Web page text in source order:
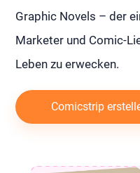
Graphic Novels – der
Marketer und Comic-
Leben zu erwecken.
Comicstrip